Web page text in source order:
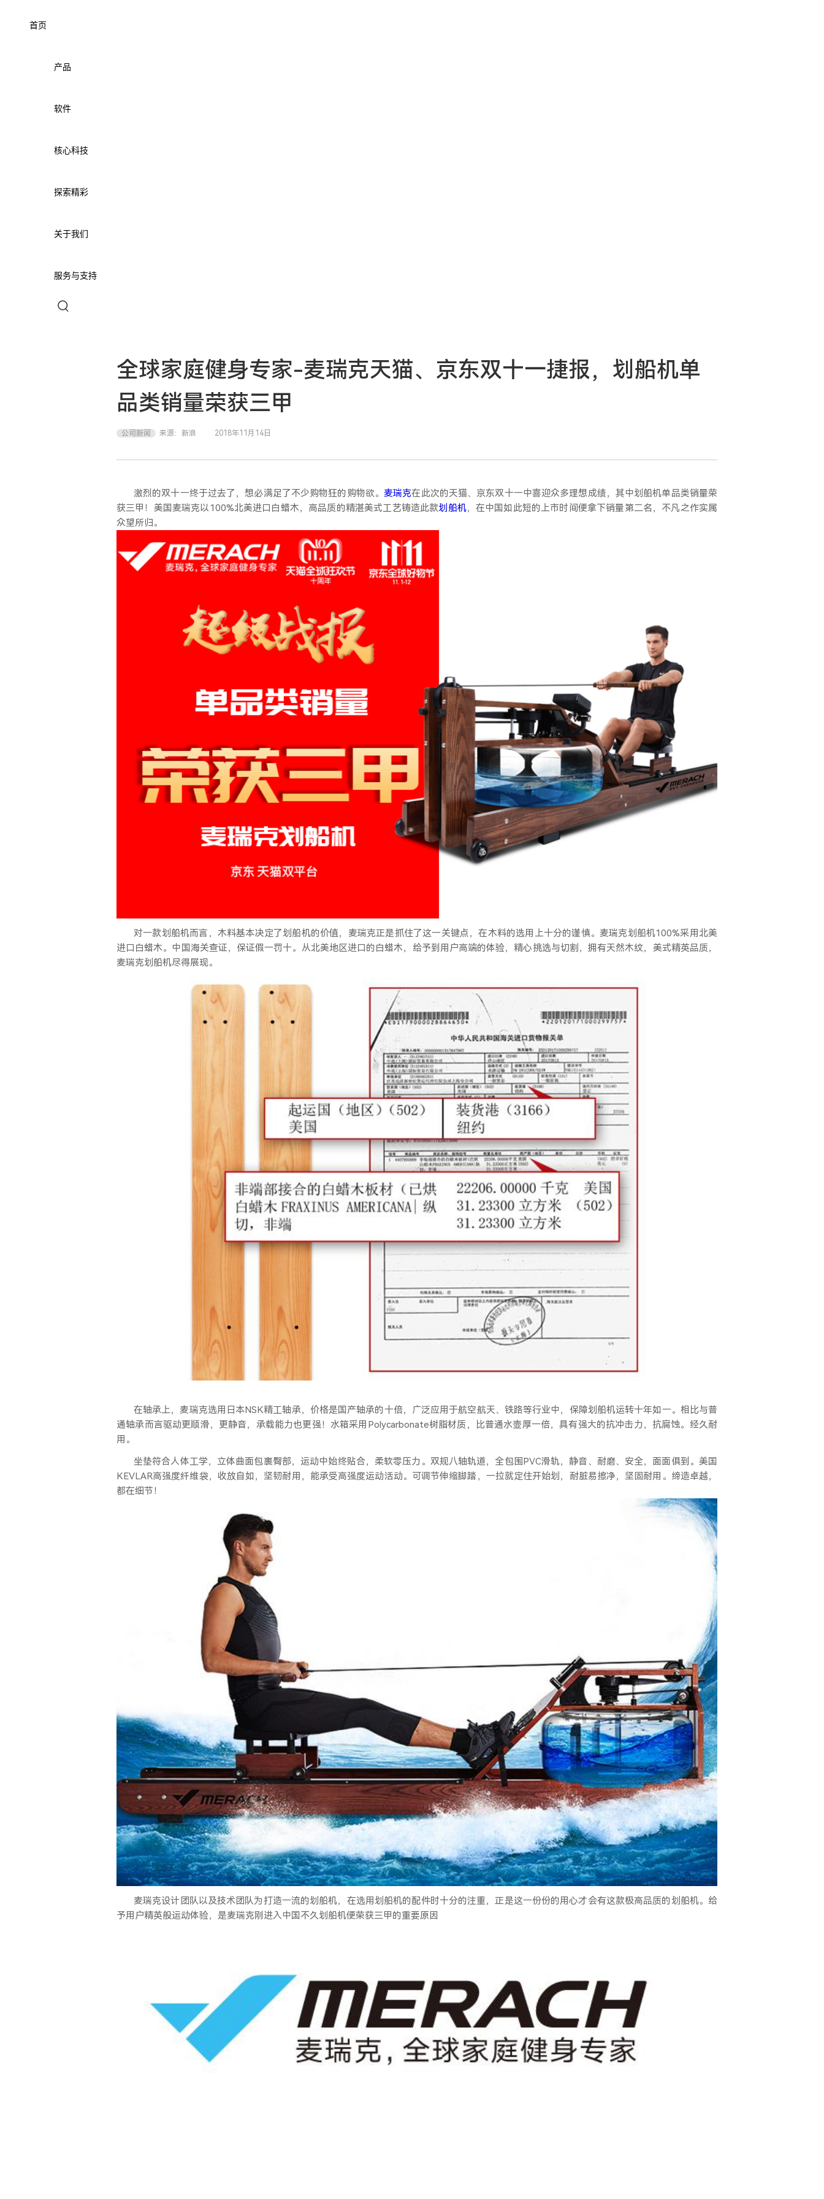
首页
产品
软件
核心科技
探索精彩
关于我们
服务与支持
全球家庭健身专家-麦瑞克天猫、京东双十一捷报，划船机单
品类销量荣获三甲
公司新闻 来源： 新浪 2018年11月14日
激烈的双十一终于过去了，想必满足了不少购物狂的购物欲。麦瑞克在此次的天猫、京东双十一中喜迎众多理想成绩，其中划船机单品类销量荣
获三甲！美国麦瑞克以100%北美进口白蜡木，高品质的精湛美式工艺铸造此款划船机，在中国如此短的上市时间便拿下销量第二名，不凡之作实属
众望所归。
对一款划船机而言，木料基本决定了划船机的价值，麦瑞克正是抓住了这一关键点，在木料的选用上十分的谨慎。麦瑞克划船机100%采用北美
进口白蜡木。中国海关查证，保证假一罚十。从北美地区进口的白蜡木，给予到用户高端的体验，精心挑选与切割，拥有天然木纹，美式精英品质，
麦瑞克划船机尽得展现。
在轴承上，麦瑞克选用日本NSK精工轴承，价格是国产轴承的十倍，广泛应用于航空航天、铁路等行业中，保障划船机运转十年如一。相比与普
通轴承而言驱动更顺滑，更静音，承载能力也更强！水箱采用Polycarbonate树脂材质，比普通水壶厚一倍，具有强大的抗冲击力，抗腐蚀。经久耐
用。
坐垫符合人体工学，立体曲面包裹臀部，运动中始终贴合，柔软零压力。双规八轴轨道，全包围PVC滑轨，静音、耐磨、安全，面面俱到。美国
KEVLAR高强度纤维袋，收放自如，坚韧耐用，能承受高强度运动活动。可调节伸缩脚踏，一拉就定住开始划，耐脏易擦净，坚固耐用。缔造卓越，
都在细节！
麦瑞克设计团队以及技术团队为打造一流的划船机，在选用划船机的配件时十分的注重，正是这一份份的用心才会有这款极高品质的划船机。给
予用户精英般运动体验，是麦瑞克刚进入中国不久划船机便荣获三甲的重要原因